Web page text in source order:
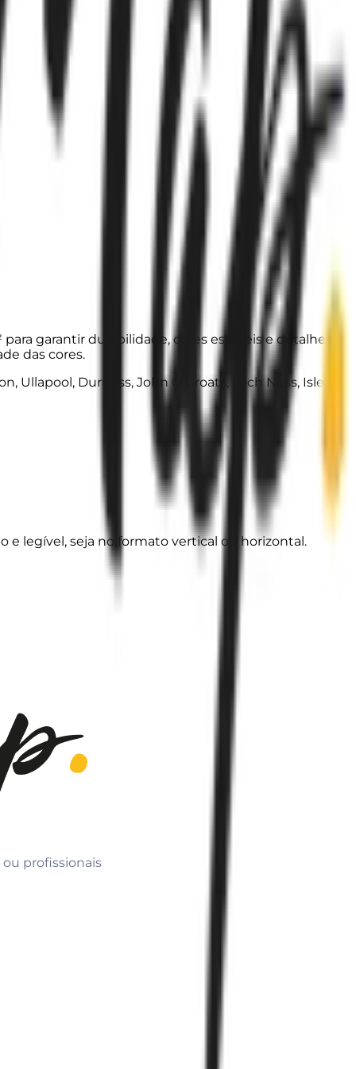
garantir durabilidade, cores estáveis e detalhes
das cores.
Durness, John O Groats, Loch Ness, Isle of
e legível, seja no formato vertical ou horizontal.
profissionais